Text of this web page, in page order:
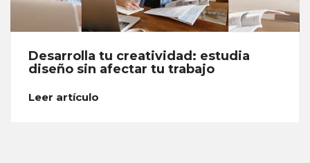
Desarrolla tu creatividad: estudia
diseño sin afectar tu trabajo
Leer artículo